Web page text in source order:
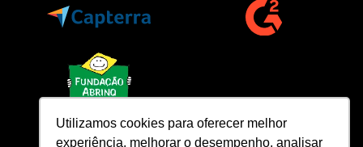
Utilizamos cookies para oferecer melhor
experiência, melhorar o desempenho, analisar